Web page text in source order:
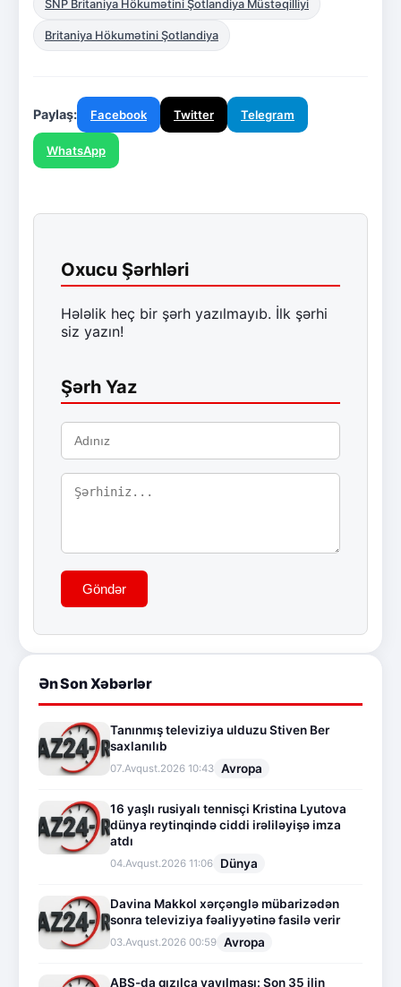
SNP Britaniya Hökumətini Şotlandiya Müstəqilliyi
Britaniya Hökumətini Şotlandiya
Paylaş: Facebook Twitter Telegram
WhatsApp
Oxucu Şərhləri
Hələlik heç bir şərh yazılmayıb. İlk şərhi
siz yazın!
Şərh Yaz
Göndər
Ən Son Xəbərlər
Tanınmış televiziya ulduzu Stiven Ber
saxlanılıb
07.Avqust.2026 10:43 Avropa
16 yaşlı rusiyalı tennisçi Kristina Lyutova
dünya reytinqində ciddi irəliləyişə imza
atdı
04.Avqust.2026 11:06 Dünya
Davina Makkol xərçənglə mübarizədən
sonra televiziya fəaliyyətinə fasilə verir
03.Avqust.2026 00:59 Avropa
ABŞ-da qızılca yayılması: Son 35 ilin